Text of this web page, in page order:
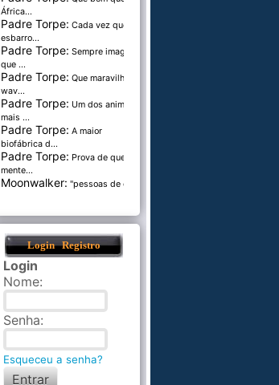
África...
Padre Torpe: Cada vez que
esbarro...
Padre Torpe: Sempre imaginei
que ...
Padre Torpe: Que maravilha de
wav...
Padre Torpe: Um dos animais
mais ...
Padre Torpe: A maior
biofábrica d...
Padre Torpe: Prova de que a
mente...
Moonwalker: "pessoas de cer...
Login Registro
Login
Nome:
Senha:
Esqueceu a senha?